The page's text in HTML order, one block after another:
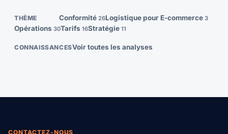
THÈME Conformité 26Logistique pour E-commerce 3
Opérations 30Tarifs 16Stratégie 11
CONNAISSANCESVoir toutes les analyses
CONTACTEZ-NOUS